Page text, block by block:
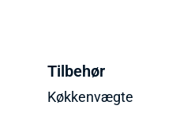
Tilbehør
Køkkenvægte